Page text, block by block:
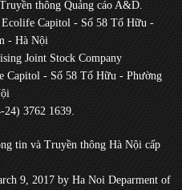
thông Quảng cáo A&D.
Capitol - Số 58 Tố Hữu -
- Hà Nội
Joint Stock Company
Capitol - Số 58 Tố Hữu - Phường
3762 1639.
tin và Truyền thông Hà Nội cấp
9, 2017 by Ha Noi Deparment of